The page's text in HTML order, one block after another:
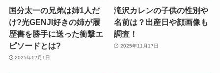
国分太一の兄弟は姉1人だ
け?光GENJI好きの姉が履
歴書を勝手に送った衝撃エ
ピソードとは?
2025年12月1日
滝沢カレンの子供の性別や
名前は？出産日や顔画像も
調査！
2025年11月17日